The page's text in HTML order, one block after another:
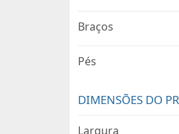
Braços
Pés
DIMENSÕES DO
Largura